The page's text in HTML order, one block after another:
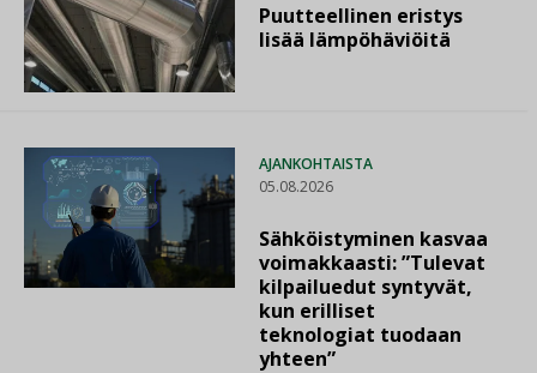
Puutteellinen eristys
lisää lämpöhäviöitä
AJANKOHTAISTA
05.08.2026
Sähköistyminen kasvaa
voimakkaasti: ”Tulevat
kilpailuedut syntyvät,
kun erilliset
teknologiat tuodaan
yhteen”